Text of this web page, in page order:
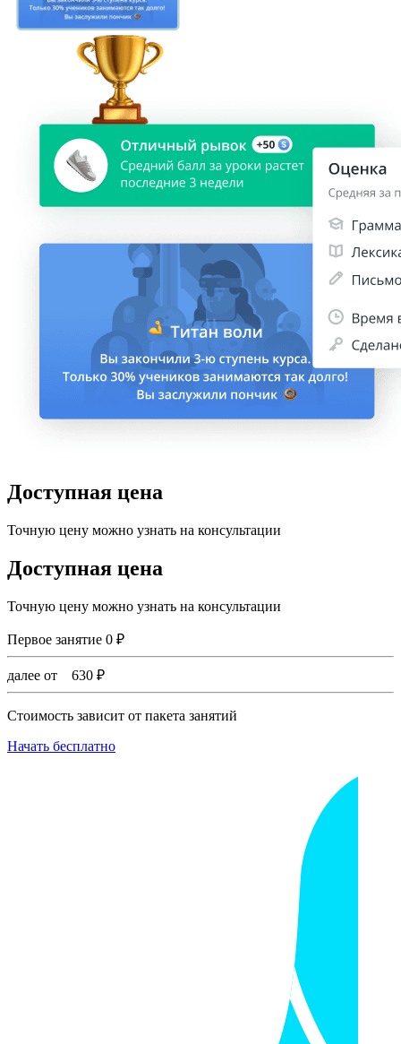
Доступная цена
Точную цену можно узнать на консультации
Доступная цена
Точную цену можно узнать на консультации
Первое занятие 0 ₽
далее от 630 ₽
Стоимость зависит от пакета занятий
Начать бесплатно